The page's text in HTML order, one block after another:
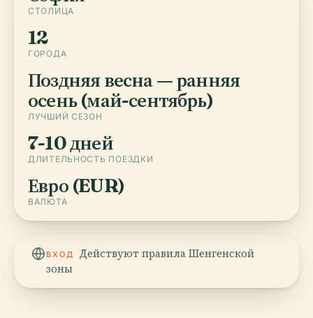
СТОЛИЦА
12
ГОРОДА
Поздняя весна — ранняя
осень (май-сентябрь)
ЛУЧШИЙ СЕЗОН
7-10 дней
ДЛИТЕЛЬНОСТЬ ПОЕЗДКИ
Евро (EUR)
ВАЛЮТА
ВХОД
Действуют правила Шенгенской
зоны